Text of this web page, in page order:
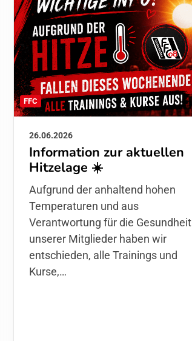
FFC
26.06.2026
Information zur aktuellen
Hitzelage ☀️
Aufgrund der anhaltend hohen
Temperaturen und aus
Verantwortung für die Gesundheit
unserer Mitglieder haben wir
entschieden, alle Trainings und
Kurse,…